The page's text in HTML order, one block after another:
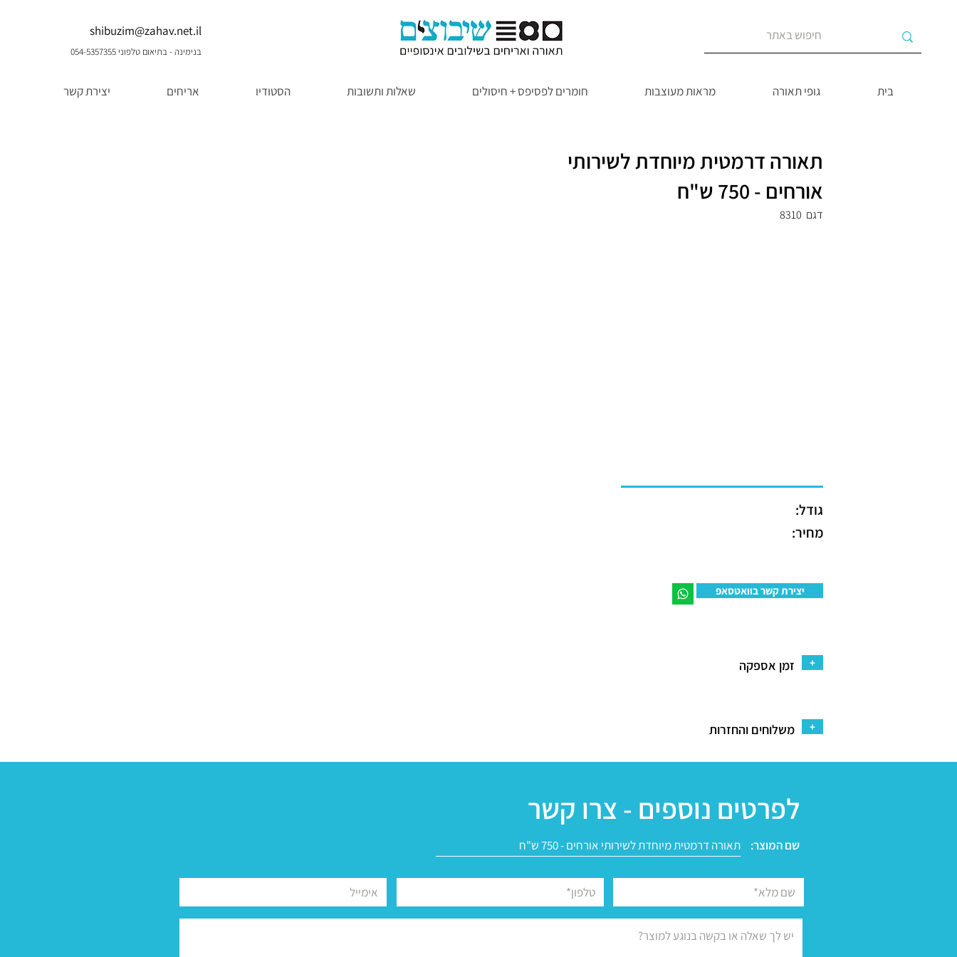
shibuzim@zahav.net.il
בנימינה - בתיאום טלפוני 054-5357355
בית גופי תאורה מראות מעוצבות חומרים לפסיפס + חיסולים שאלות ותשובות הסטודיו אריחים יצירת קשר
תאורה דרמטית מיוחדת לשירותי
אורחים - 750 ש"ח
8310 דגם
גודל:
מחיר:
יצירת קשר בוואטסאפ
זמן אספקה +
משלוחים והחזרות +
לפרטים נוספים - צרו קשר
שם המוצר: